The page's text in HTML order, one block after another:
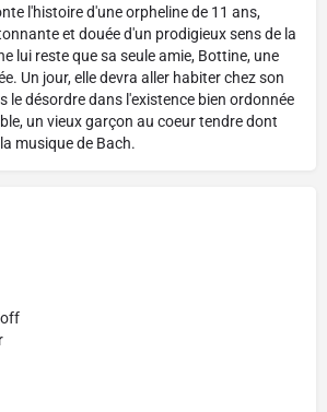
l'histoire d'une orpheline de 11 ans,
et douée d'un prodigieux sens de la
lui reste que sa seule amie, Bottine, une
Un jour, elle devra aller habiter chez son
le désordre dans l'existence bien ordonnée
un vieux garçon au coeur tendre dont
musique de Bach.